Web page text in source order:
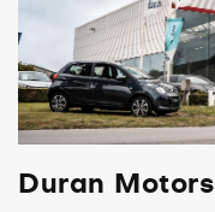
Duran Motors